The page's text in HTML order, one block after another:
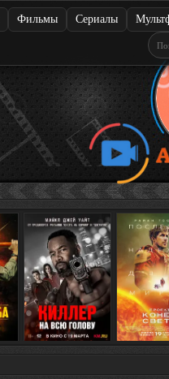
Фильмы Сериалы